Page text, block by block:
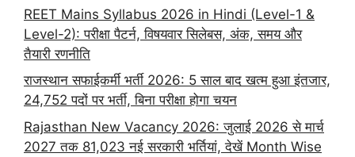
REET Mains Syllabus 2026 in Hindi (Level-1 &
Level-2): परीक्षा पैटर्न, विषयवार सिलेबस, अंक, समय और
तैयारी रणनीति
राजस्थान सफाईकर्मी भर्ती 2026: 5 साल बाद खत्म हुआ इंतजार,
24,752 पदों पर भर्ती, बिना परीक्षा होगा चयन
Rajasthan New Vacancy 2026: जुलाई 2026 से मार्च
2027 तक 81,023 नई सरकारी भर्तियां, देखें Month Wise